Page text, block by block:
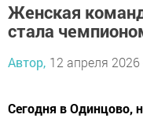
Женская
стала
Автор, 12 апреля 2026
Сегодня в Одинцово,